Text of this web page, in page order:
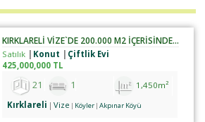
KIRKLARELİ VİZE`DE 200.000 M2 İÇERİSİNDE SATILIK ÇİFTLİK
Satılık Konut
Çiftlik Evi
425,000,000 TL
1,450m²
21 1
Kırklareli Vize Köyler Akpınar Köyü